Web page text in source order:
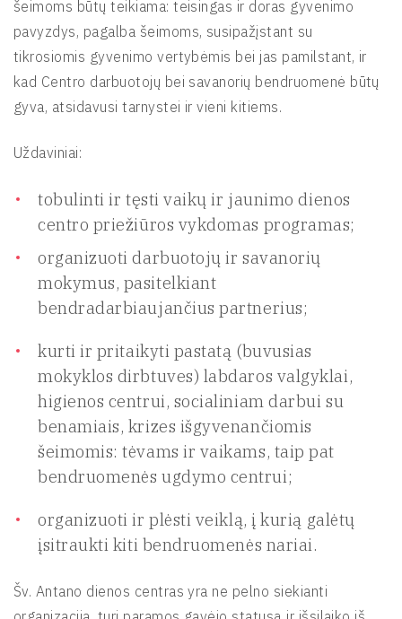
šeimoms būtų teikiama: teisingas ir doras gyvenimo
pavyzdys, pagalba šeimoms, susipažįstant su
tikrosiomis gyvenimo vertybėmis bei jas pamilstant, ir
kad Centro darbuotojų bei savanorių bendruomenė būtų
gyva, atsidavusi tarnystei ir vieni kitiems.
Uždaviniai:
tobulinti ir tęsti vaikų ir jaunimo dienos
centro priežiūros vykdomas programas;
organizuoti darbuotojų ir savanorių
mokymus, pasitelkiant
bendradarbiaujančius partnerius;
kurti ir pritaikyti pastatą (buvusias
mokyklos dirbtuves) labdaros valgyklai,
higienos centrui, socialiniam darbui su
benamiais, krizes išgyvenančiomis
šeimomis: tėvams ir vaikams, taip pat
bendruomenės ugdymo centrui;
organizuoti ir plėsti veiklą, į kurią galėtų
įsitraukti kiti bendruomenės nariai.
Šv. Antano dienos centras yra ne pelno siekianti